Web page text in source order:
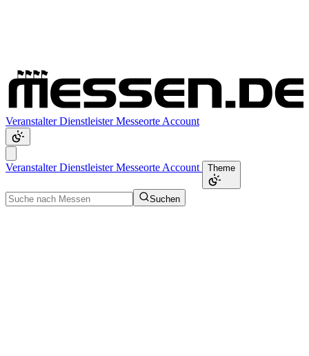
VeranstalterDienstleisterMesseorte Account
VeranstalterDienstleisterMesseorte Account Theme
Suchen